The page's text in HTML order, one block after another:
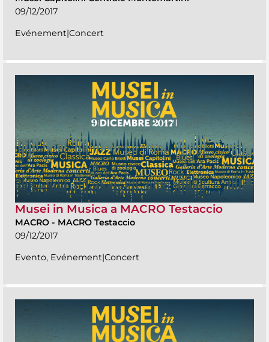
09/12/2017
Evénement|Concert
Musei in Musica a MACRO Testaccio
MACRO - MACRO Testaccio
09/12/2017
Evento, Evénement|Concert